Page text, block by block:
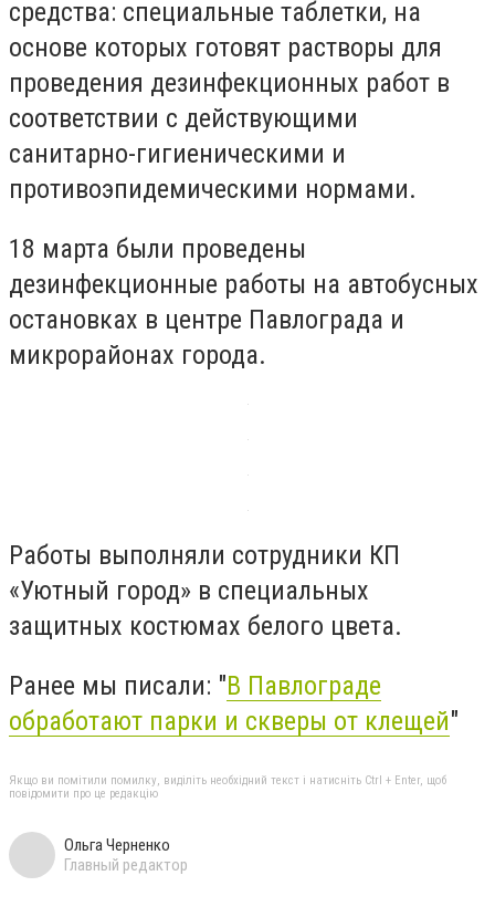
средства: специальные таблетки, на
основе которых готовят растворы для
проведения дезинфекционных работ в
соответствии с действующими
санитарно-гигиеническими и
противоэпидемическими нормами.
18 марта были проведены
дезинфекционные работы на автобусных
остановках в центре Павлограда и
микрорайонах города.
Работы выполняли сотрудники КП
«Уютный город» в специальных
защитных костюмах белого цвета.
Ранее мы писали: "В Павлограде
обработают парки и скверы от клещей"
Якщо ви помітили помилку, виділіть необхідний текст і натисніть Ctrl + Enter, щоб
повідомити про це редакцію
Ольга Черненко
Главный редактор